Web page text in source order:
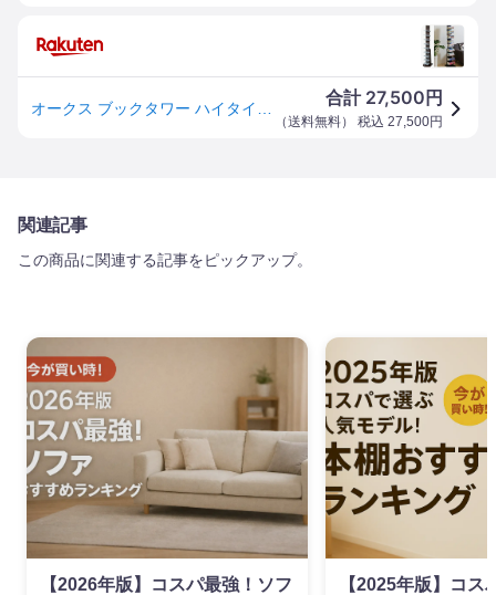
合計 27,500 円
（送料無料） 税込 27,500円
関連記事
この商品に関連する記事をピックアップ。
【2026年版】コスパ最強！ソフ
【2025年版】コス